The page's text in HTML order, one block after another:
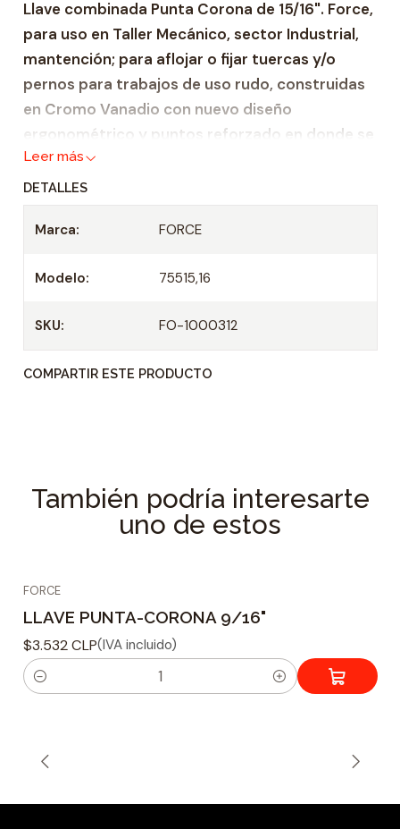
d
a
d
Llave combinada Punta Corona de 15/16". Force,
para uso en Taller Mecánico, sector Industrial,
mantención; para aflojar o fijar tuercas y/o
pernos para trabajos de uso rudo, construidas
en Cromo Vanadio con nuevo diseño
ergonométrico y puntos reforzado en donde se
ejerce mayor fuerza.
Características:
9/16"
vanadio.
Largo: 286 mm
Procedencia : Taiwán
Especificaciones Técnicas
Tamaño : 15/16
Dimensiones del producto : 286 mm.
Material : Cromo Vanadio mate
Leer más
DETALLES
Marca: FORCE
Modelo: 75515,16
SKU: FO-1000312
COMPARTIR ESTE PRODUCTO
También podría interesarte
uno de estos
FORCE
LLAVE PUNTA-CORONA 9/16"
$3.532 CLP(IVA incluido)
C